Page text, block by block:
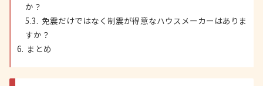
か？
免震だけではなく制震が得意なハウスメーカーはありま
すか？
まとめ